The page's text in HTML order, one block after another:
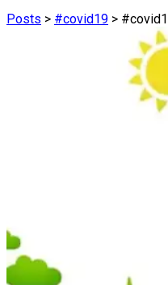
Posts > #covid19 >